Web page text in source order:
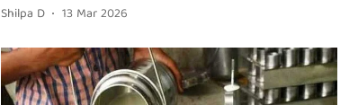
Shilpa D 13 Mar 2026